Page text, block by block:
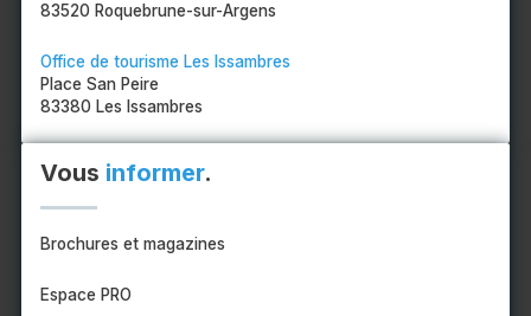
83520 Roquebrune-sur-Argens
Office de tourisme Les Issambres
Place San Peire
83380 Les Issambres
Vous informer.
Brochures et magazines
Espace PRO